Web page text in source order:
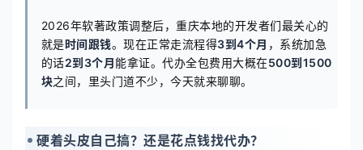
2026年软著政策调整后，重庆本地的开发者们最关心的
就是时间跟钱。现在正常走流程得3到4个月 ，系统加急
的话2到3个月能拿证。代办全包费用大概在500到1500
块之间，里头门道不少，今天就来聊聊。
硬着头皮自己搞？还是花点钱找代办？